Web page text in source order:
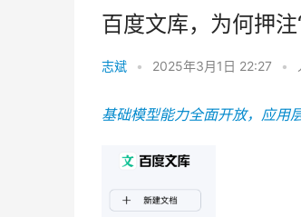
百度文库，为何押注
志斌 • 2025年3月1日 22:27 •
基础模型能力全面开放，应用